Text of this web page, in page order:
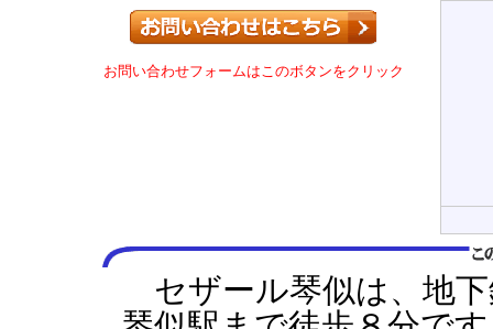
お問い合わせフォームはこのボタンをクリック
セザール琴似は、地